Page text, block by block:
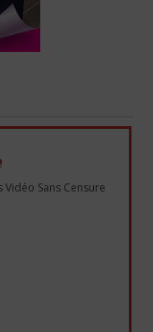
Sans Censure